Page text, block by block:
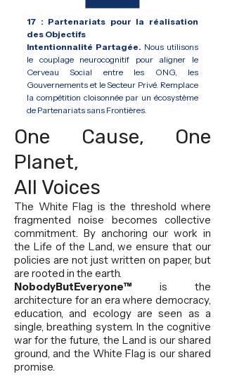
17 : Partenariats pour la réalisation
des Objectifs
Intentionnalité Partagée. Nous utilisons
le couplage neurocognitif pour aligner le
Cerveau Social entre les ONG, les
Gouvernements et le Secteur Privé. Remplace
la compétition cloisonnée par un écosystème
de Partenariats sans Frontières.
One Cause, One
Planet,
All Voices
The White Flag is the threshold where
fragmented noise becomes collective
commitment. By anchoring our work in
the Life of the Land, we ensure that our
policies are not just written on paper, but
are rooted in the earth.
NobodyButEveryone™ is the
architecture for an era where democracy,
education, and ecology are seen as a
single, breathing system. In the cognitive
war for the future, the Land is our shared
ground, and the White Flag is our shared
promise.